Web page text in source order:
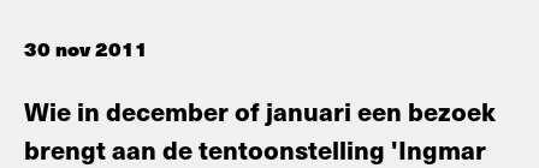
30 nov 2011
Wie in december of januari een bezoek
brengt aan de tentoonstelling 'Ingmar